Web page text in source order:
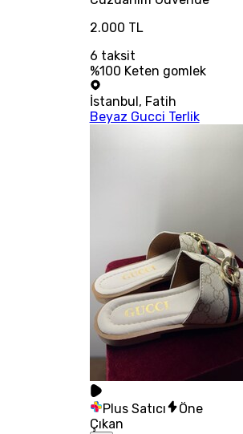
2.000 TL
6 taksit
%100 Keten gomlek
İstanbul, Fatih
Beyaz Gucci Terlik
Plus Satıcı
Öne
Çıkan